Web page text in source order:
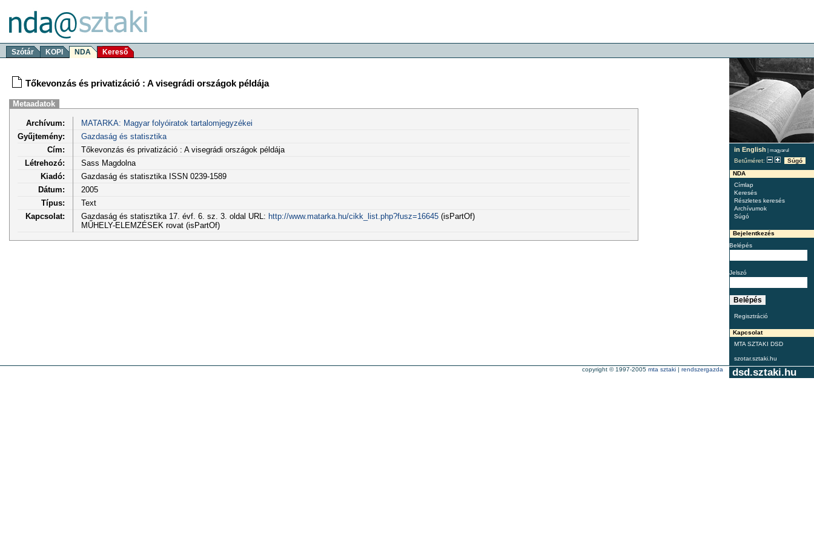
Szótár KOPI NDA Kereső
in English | magyarul
Betűméret:
Súgó
NDA
Címlap
Keresés
Részletes keresés
Archívumok
Súgó
Bejelentkezés
Belépés
Jelszó
Regisztráció
Kapcsolat
MTA SZTAKI DSD
szotar.sztaki.hu
Tőkevonzás és privatizáció : A visegrádi országok példája
Metaadatok
Archívum:
MATARKA: Magyar folyóiratok tartalomjegyzékei
Gyűjtemény:
Gazdaság és statisztika
Cím:
Tőkevonzás és privatizáció : A visegrádi országok példája
Létrehozó:
Sass Magdolna
Kiadó:
Gazdaság és statisztika ISSN 0239-1589
Dátum:
2005
Típus:
Text
Kapcsolat:
Gazdaság és statisztika 17. évf. 6. sz. 3. oldal URL: http://www.matarka.hu/cikk_list.php?fusz=16645(isPartOf)
MŰHELY-ELEMZÉSEK rovat (isPartOf)
dsd.sztaki.hu
copyright © 1997-2005 mta sztaki | rendszergazda